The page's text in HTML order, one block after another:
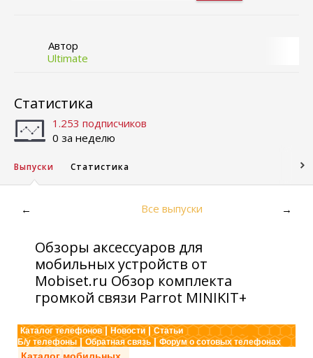
Автор
Ultimate
Статистика
1.253 подписчиков
0 за неделю
Выпуски Статистика
← Все выпуски →
Обзоры аксессуаров для
мобильных устройств от
Mobiset.ru Обзор комплекта
громкой связи Parrot MINIKIT+
Каталог телефонов|Новости|Статьи
Б/у телефоны|Обратная связь|Форум о сотовых телефонах